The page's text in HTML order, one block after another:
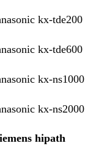
kx-tde200
kx-tde600
kx-ns1000
kx-ns2000
hipath